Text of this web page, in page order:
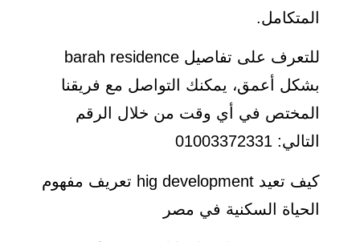
المتكامل.
للتعرف على تفاصيل barah residence
بشكل أعمق، يمكنك التواصل مع فريقنا
المختص في أي وقت من خلال الرقم
التالي: 01003372331
كيف تعيد hig development تعريف مفهوم
الحياة السكنية في مصر